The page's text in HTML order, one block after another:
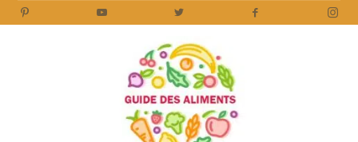
Aliments